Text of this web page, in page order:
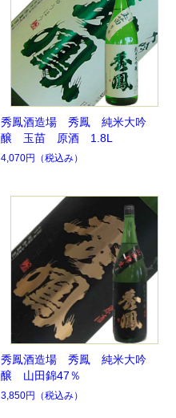
秀鳳酒造場 秀鳳 純米大吟
醸 玉苗 原酒 1.8L
4,070円 （税込み）
秀鳳酒造場 秀鳳 純米大吟
醸 山田錦47％
3,850円 （税込み）